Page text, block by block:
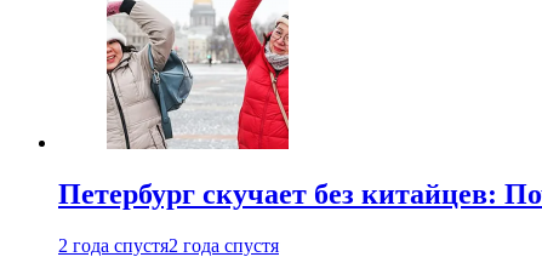
Петербург скучает без китайцев:
2 года спустя2 года спустя